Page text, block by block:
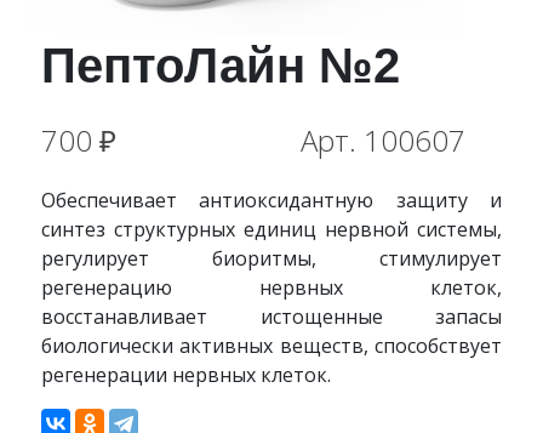
ПептоЛайн №2
700 ₽ Арт. 100607
Обеспечивает антиоксидантную защиту и
синтез структурных единиц нервной системы,
регулирует биоритмы, стимулирует
регенерацию нервных клеток,
восстанавливает истощенные запасы
биологически активных веществ, способствует
регенерации нервных клеток.